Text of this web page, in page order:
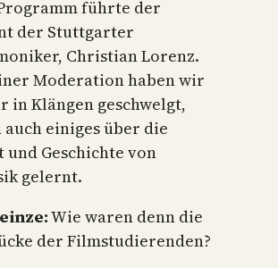
führte der
der Stuttgarter
Christian Lorenz.
Moderation haben wir
in Klängen geschwelgt,
auch einiges über die
und Geschichte von
gelernt.
Wie waren denn die
der Filmstudierenden?